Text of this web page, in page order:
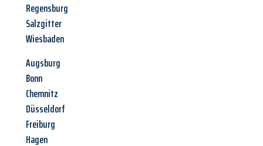
Regensburg
Salzgitter
Wiesbaden
Augsburg
Bonn
Chemnitz
Düsseldorf
Freiburg
Hagen